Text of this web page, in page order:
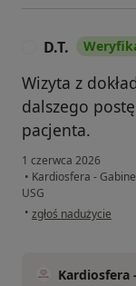
D.T.
Wizyta z
dalszego
pacjenta.
1 czerwca 2026
• Kardiosfera -
USG
• w opinii użytkownika
zgłoś nadużycie
Kardiosfera